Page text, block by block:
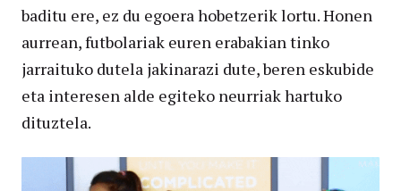
baditu ere, ez du egoera hobetzerik lortu. Honen
aurrean, futbolariak euren erabakian tinko
jarraituko dutela jakinarazi dute, beren eskubide
eta interesen alde egiteko neurriak hartuko
dituztela.